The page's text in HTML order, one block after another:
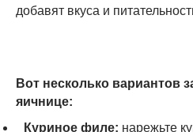
добавят вкуса и
Вот несколько вариантов
яичнице:
Куриное филе: нарежьте